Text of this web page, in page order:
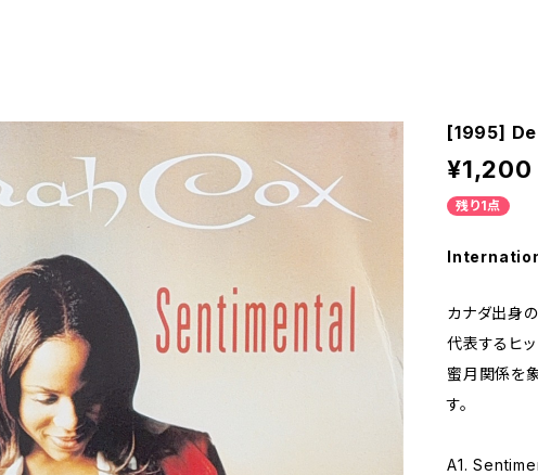
[1995]
¥1,200
残り1点
カナダ出身
代表するヒ
蜜月関係を
す。
A1.